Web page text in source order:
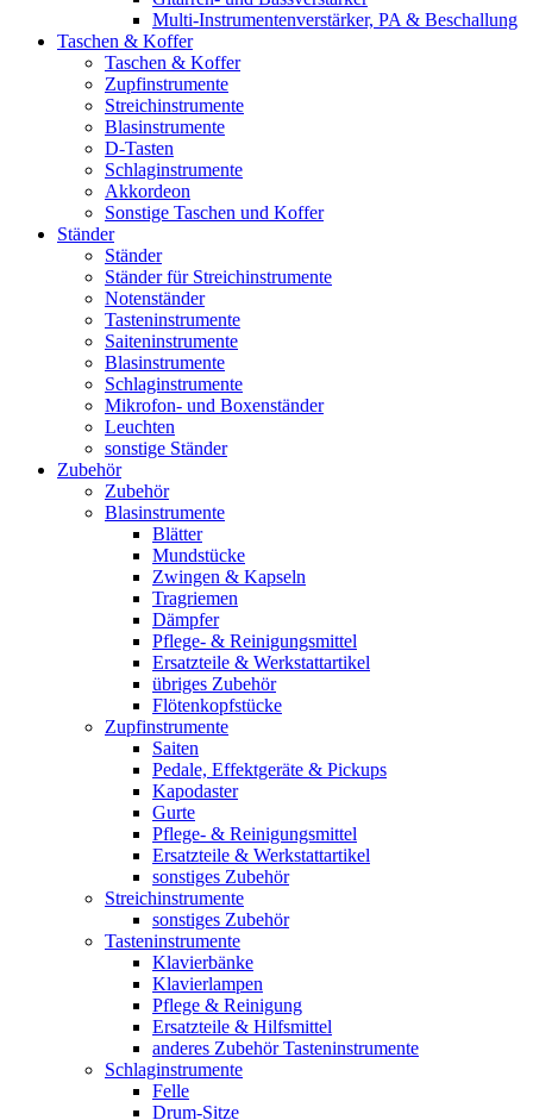
Multi-Instrumentenverstärker, PA & Beschallung
Taschen & Koffer
Taschen & Koffer
Zupfinstrumente
Streichinstrumente
Blasinstrumente
D-Tasten
Schlaginstrumente
Akkordeon
Sonstige Taschen und Koffer
Ständer
Ständer
Ständer für Streichinstrumente
Notenständer
Tasteninstrumente
Saiteninstrumente
Blasinstrumente
Schlaginstrumente
Mikrofon- und Boxenständer
Leuchten
sonstige Ständer
Zubehör
Zubehör
Blasinstrumente
Blätter
Mundstücke
Zwingen & Kapseln
Tragriemen
Dämpfer
Pflege- & Reinigungsmittel
Ersatzteile & Werkstattartikel
übriges Zubehör
Flötenkopfstücke
Zupfinstrumente
Saiten
Pedale, Effektgeräte & Pickups
Kapodaster
Gurte
Pflege- & Reinigungsmittel
Ersatzteile & Werkstattartikel
sonstiges Zubehör
Streichinstrumente
sonstiges Zubehör
Tasteninstrumente
Klavierbänke
Klavierlampen
Pflege & Reinigung
Ersatzteile & Hilfsmittel
anderes Zubehör Tasteninstrumente
Schlaginstrumente
Felle
Drum-Sitze